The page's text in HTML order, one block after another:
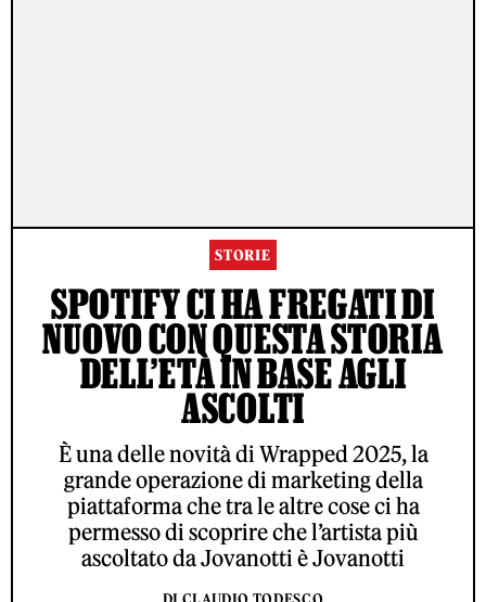
STORIE
SPOTIFY CI HA FREGATI DI
NUOVO CON QUESTA STORIA
DELL’ETÀ IN BASE AGLI
ASCOLTI
È una delle novità di Wrapped 2025, la
grande operazione di marketing della
piattaforma che tra le altre cose ci ha
permesso di scoprire che l’artista più
ascoltato da Jovanotti è Jovanotti